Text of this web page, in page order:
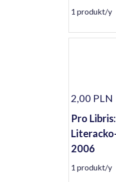
1 produkt/y
2,00 PLN
Pro
2006
1 produkt/y